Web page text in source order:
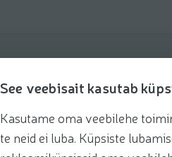
See veebisait kasutab
Kasutame oma veebilehe
te neid ei luba. Küpsiste
Рекомендации